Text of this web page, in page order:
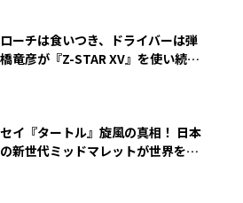
ローチは食いつき、ドライバーは弾
竜彦が『Z-STAR XV』を使い続け
イ『タートル』旋風の真相！ 日本
新世代ミッドマレットが世界を席